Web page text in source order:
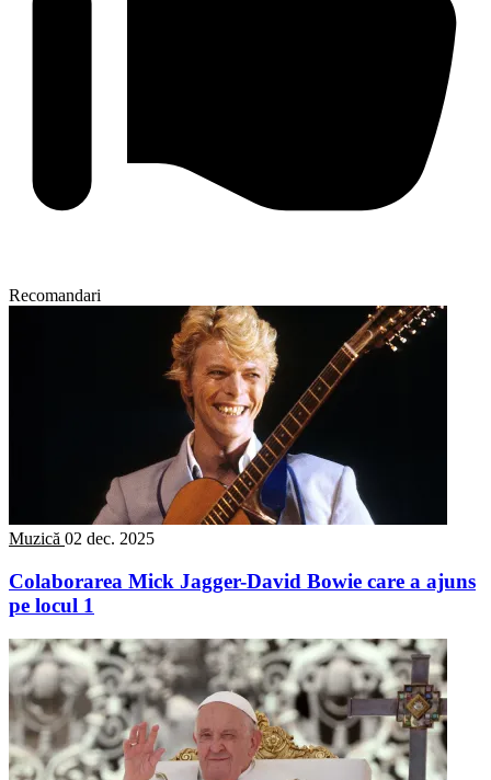
Recomandari
Muzică 02 dec. 2025
Colaborarea Mick Jagger-David Bowie care a ajuns
pe locul 1